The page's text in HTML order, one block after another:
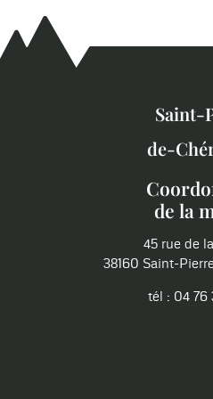
Saint-
de-
de la
45 rue de
38160 Saint-
tél : 04 76